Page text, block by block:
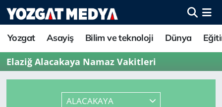
Yozgat Asayiş Bilim ve teknoloji Dünya
Elaziğ Alacakaya Namaz Vakitleri
ALACAKAYA